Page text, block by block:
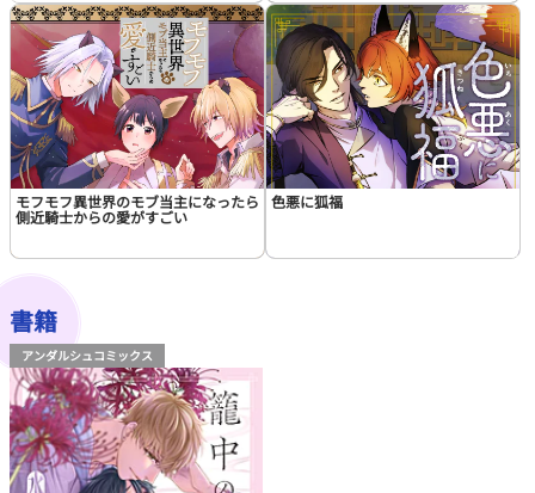
モフモフ異世界のモブ当主になったら
側近騎士からの愛がすごい
色悪に狐福
書籍
アンダルシュコミックス